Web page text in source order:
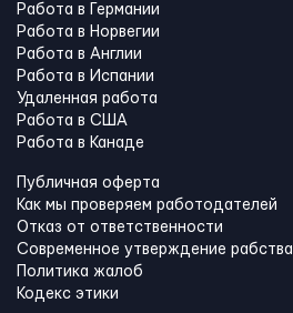
Работа в Германии
Работа в Норвегии
Работа в Англии
Работа в Испании
Удаленная работа
Работа в США
Работа в Канадe
Публичная оферта
Как мы проверяем работодателей
Отказ от ответственности
Современное утверждение рабства
Политика жалоб
Кодекс этики